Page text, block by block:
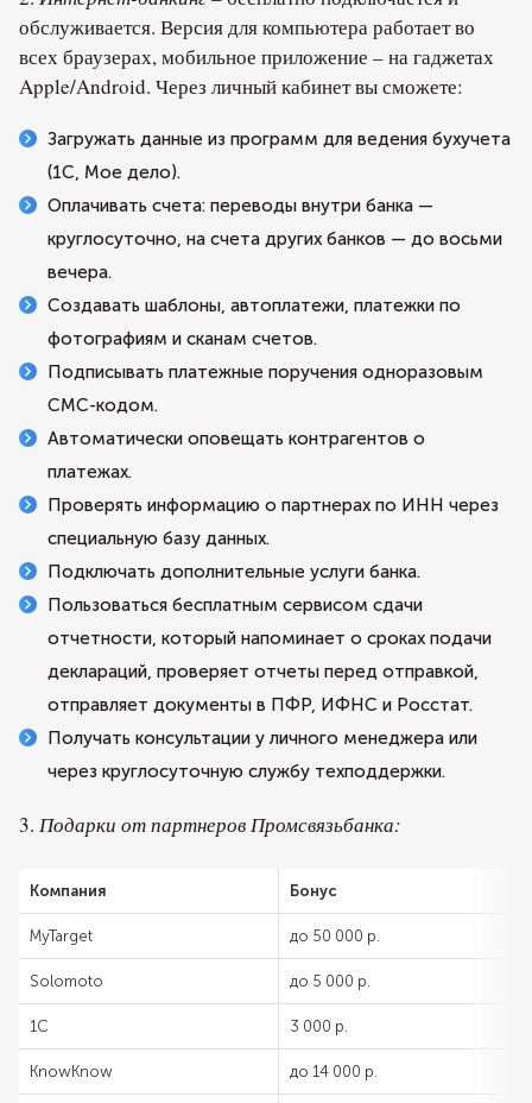
обслуживается. Версия для компьютера работает во
всех браузерах, мобильное приложение – на гаджетах
Apple/Android. Через личный кабинет вы сможете:
Загружать данные из программ для ведения бухучета
(1С, Мое дело).
Оплачивать счета: переводы внутри банка —
круглосуточно, на счета других банков — до восьми
вечера.
Создавать шаблоны, автоплатежи, платежки по
фотографиям и сканам счетов.
Подписывать платежные поручения одноразовым
СМС-кодом.
Автоматически оповещать контрагентов о
платежах.
Проверять информацию о партнерах по ИНН через
специальную базу данных.
Подключать дополнительные услуги банка.
Пользоваться бесплатным сервисом сдачи
отчетности, который напоминает о сроках подачи
деклараций, проверяет отчеты перед отправкой,
отправляет документы в ПФР, ИФНС и Росстат.
Получать консультации у личного менеджера или
через круглосуточную службу техподдержки.
3. Подарки от партнеров Промсвязьбанка:
Компания Бонус
MyTarget до 50 000 р.
Solomoto до 5 000 р.
1С 3 000 р.
KnowKnow до 14 000 р.